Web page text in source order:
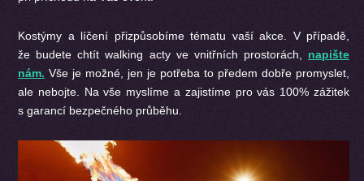
Kostýmy a líčení přizpůsobíme tématu vaší akce. V případě,
že budete chtít walking acty ve vnitřních prostorách, napište
nám. Vše je možné, jen je potřeba to předem dobře promyslet,
ale nebojte. Na vše myslíme a zajistíme pro vás 100% zážitek
s garancí bezpečného průběhu.